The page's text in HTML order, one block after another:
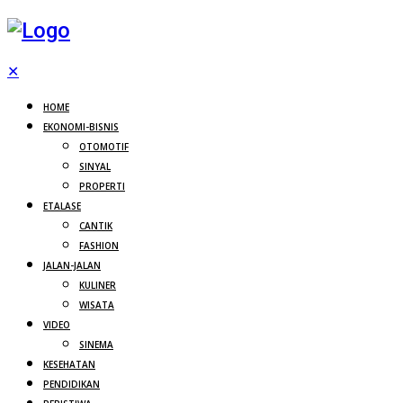
✕
HOME
EKONOMI-BISNIS
OTOMOTIF
SINYAL
PROPERTI
ETALASE
CANTIK
FASHION
JALAN-JALAN
KULINER
WISATA
VIDEO
SINEMA
KESEHATAN
PENDIDIKAN